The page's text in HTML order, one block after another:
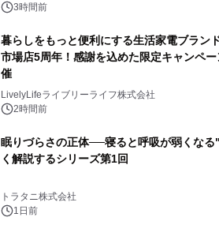
3時間前
暮らしをもっと便利にする生活家電ブラン
市場店5周年！感謝を込めた限定キャンペ
催
LivelyLifeライブリーライフ株式会社
2時間前
眠りづらさの正体──寝ると呼吸が弱くな
く解説するシリーズ第1回
トラタニ株式会社
1日前